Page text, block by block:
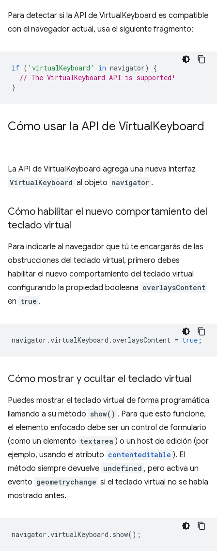
Para detectar si la API de VirtualKeyboard es compatible
con el navegador actual, usa el siguiente fragmento:
if ( 'virtualKeyboard' in navigator)
{
// The VirtualKeyboard API is supported!
}
Cómo usar la API de VirtualKeyboard
La API de VirtualKeyboard agrega una nueva interfaz
VirtualKeyboard al objeto navigator .
Cómo habilitar el nuevo comportamiento del
teclado virtual
Para indicarle al navegador que tú te encargarás de las
obstrucciones del teclado virtual, primero debes
habilitar el nuevo comportamiento del teclado virtual
configurando la propiedad booleana overlaysContent
en true .
navigator .virtualKeyboard .overlaysContent = true ;
Cómo mostrar y ocultar el teclado virtual
Puedes mostrar el teclado virtual de forma programática
llamando a su método show() . Para que esto funcione,
el elemento enfocado debe ser un control de formulario
(como un elemento textarea ) o un host de edición (por
ejemplo, usando el atributo contenteditable ). El
método siempre devuelve undefined , pero activa un
evento geometrychange si el teclado virtual no se había
mostrado antes.
navigator .virtualKeyboard . show();